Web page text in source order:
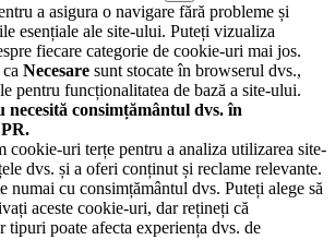
a asigura o navigare fără probleme și
esențiale ale site-ului. Puteți vizualiza
fiecare categorie de cookie-uri mai jos.
Necesare sunt stocate în browserul dvs.,
pentru funcționalitatea de bază a site-ului.
necesită consimțământul dvs. în
cookie-uri terțe pentru a analiza utilizarea site-
dvs. și a oferi conținut și reclame relevante.
numai cu consimțământul dvs. Puteți alege să
aceste cookie-uri, dar rețineți că
tipuri poate afecta experiența dvs. de